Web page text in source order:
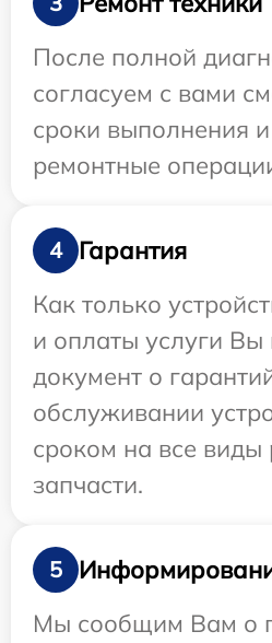
После полной
согласуем с вами
сроки выполнения
ремонтные
4
Гарантия
Как только
и оплаты услуги Вы
документ о
обслуживании
сроком на все виды
запчасти.
5
Мы сообщим Вам о